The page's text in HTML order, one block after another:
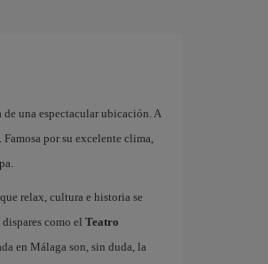
una espectacular ubicación. A
por su excelente clima,
relax, cultura e historia se
como el Teatro
en Málaga son, sin duda, la